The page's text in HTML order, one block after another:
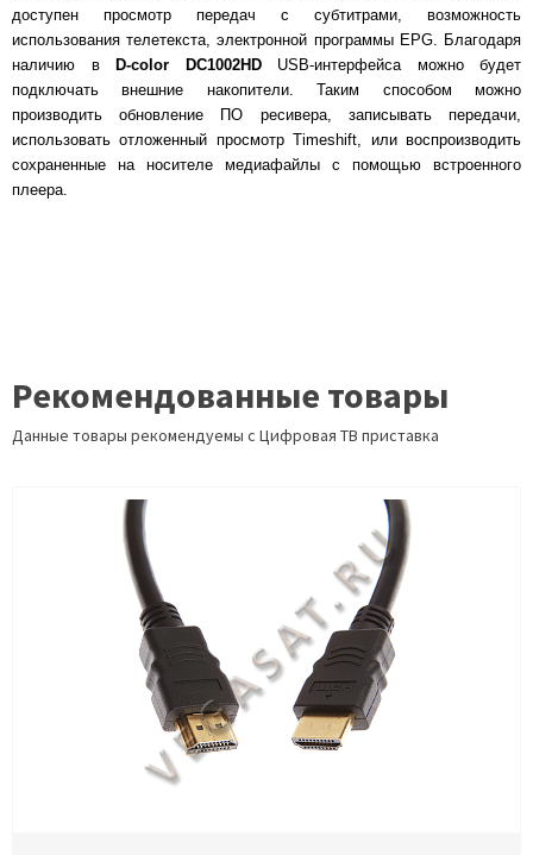
доступен просмотр передач с субтитрами, возможность
использования телетекста, электронной программы EPG. Благодаря
наличию в
D-color DC1002HDUSB-интерфейса можно будет
подключать внешние накопители. Таким способом можно
производить обновление ПО ресивера, записывать передачи,
использовать отложенный просмотр Timeshift, или воспроизводить
сохраненные на носителе медиафайлы с помощью встроенного
плеера.
Рекомендованные товары
Данные товары рекомендуемы с Цифровая ТВ приставка